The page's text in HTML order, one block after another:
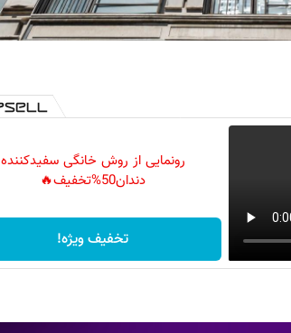
رونمایی از روش خانگی سفیدکننده
دندان50%تخفیف🔥
تخفیف ویژه!